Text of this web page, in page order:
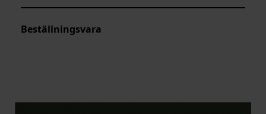
Beställningsvara